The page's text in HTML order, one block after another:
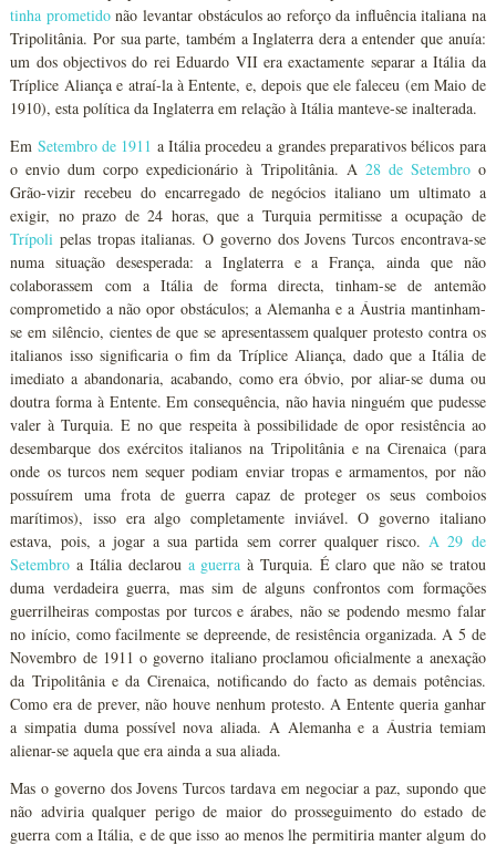
tinha prometidonão levantar obstáculos ao reforço da influência italiana na
Tripolitânia. Por sua parte, também a Inglaterra dera a entender que anuía:
um dos objectivos do rei Eduardo VII era exactamente separar a Itália da
Tríplice Aliança e atraí-la à Entente, e, depois que ele faleceu (em Maio de
1910), esta política da Inglaterra em relação à Itália manteve-se inalterada.
Em Setembro de 1911 a Itália procedeu a grandes preparativos bélicos para
o envio dum corpo expedicionário à Tripolitânia. A 28 de Setembroo
Grão-vizir recebeu do encarregado de negócios italiano um ultimato a
exigir, no prazo de 24 horas, que a Turquia permitisse a ocupação de
Trípoli pelas tropas italianas. O governo dos Jovens Turcos encontrava-se
numa situação desesperada: a Inglaterra e a França, ainda que não
colaborassem com a Itália de forma directa, tinham-se de antemão
comprometido a não opor obstáculos; a Alemanha e a Áustria mantinham-
se em silêncio, cientes de que se apresentassem qualquer protesto contra os
italianos isso significaria o fim da Tríplice Aliança, dado que a Itália de
imediato a abandonaria, acabando, como era óbvio, por aliar-se duma ou
doutra forma à Entente. Em consequência, não havia ninguém que pudesse
valer à Turquia. E no que respeita à possibilidade de opor resistência ao
desembarque dos exércitos italianos na Tripolitânia e na Cirenaica (para
onde os turcos nem sequer podiam enviar tropas e armamentos, por não
possuírem uma frota de guerra capaz de proteger os seus comboios
marítimos), isso era algo completamente inviável. O governo italiano
estava, pois, a jogar a sua partida sem correr qualquer risco.A 29 de
Setembro a Itália declarou a guerra à Turquia. É claro que não se tratou
duma verdadeira guerra, mas sim de alguns confrontos com formações
guerrilheiras compostas por turcos e árabes, não se podendo mesmo falar
no início, como facilmente se depreende, de resistência organizada. A 5 de
Novembro de 1911 o governo italiano proclamou oficialmente a anexação
da Tripolitânia e da Cirenaica, notificando do facto as demais potências.
Como era de prever, não houve nenhum protesto. A Entente queria ganhar
a simpatia duma possível nova aliada. A Alemanha e a Áustria temiam
alienar-se aquela que era ainda a sua aliada.
Mas o governo dos Jovens Turcos tardava em negociar a paz, supondo que
não adviria qualquer perigo de maior do prosseguimento do estado de
guerra com a Itália, e de que isso ao menos lhe permitiria manter algum do